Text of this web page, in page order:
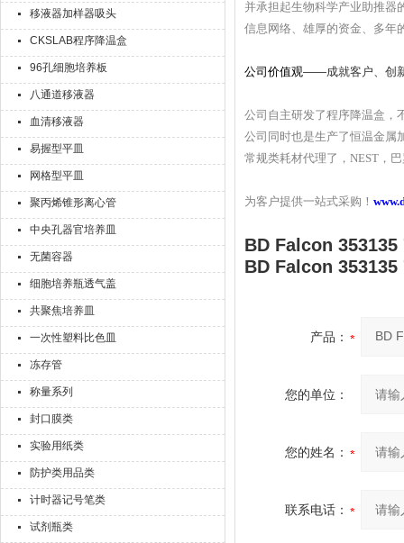
移液器加样器吸头
CKSLAB程序降温盒
96孔细胞培养板
八通道移液器
血清移液器
易握型平皿
网格型平皿
聚丙烯锥形离心管
中央孔器官培养皿
无菌容器
细胞培养瓶透气盖
共聚焦培养皿
一次性塑料比色皿
冻存管
称量系列
封口膜类
实验用纸类
防护类用品类
计时器记号笔类
试剂瓶类
并承担起生物科学产业助推器
信息网络、雄厚的资金、多年
公司价值观——成就客户、创
公司自主研发了程序降温盒，
公司同时也是生产了恒温金属
常规类耗材代理了，NEST，
为客户提供一站式采购！
BD Falcon 353135
BD Falcon 353135
产品：
您的单位：
您的姓名：
联系电话：